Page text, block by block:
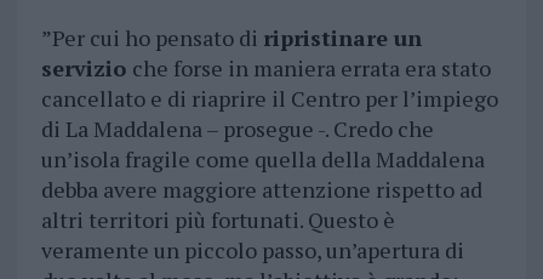
”Per cui ho pensato di ripristinare un
servizio che forse in maniera errata era stato
cancellato e di riaprire il Centro per l’impiego
di La Maddalena – prosegue -. Credo che
un’isola fragile come quella della Maddalena
debba avere maggiore attenzione rispetto ad
altri territori più fortunati. Questo è
veramente un piccolo passo, un’apertura di